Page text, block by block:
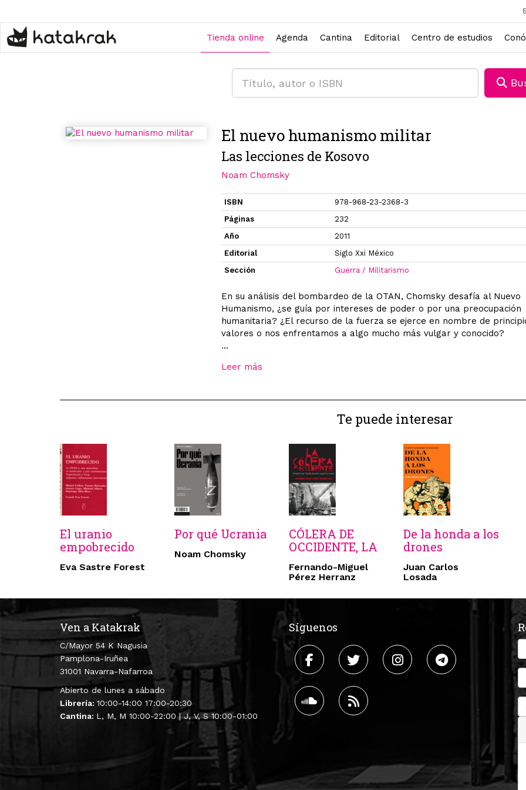
contenido
principal
Tienda online Agenda Cantina Editorial Centro de estudios
El nuevo humanismo militar
Las lecciones de Kosovo
Noam Chomsky
ISBN
978-968-23-2368-3
Páginas
232
Año
2011
Editorial
Siglo Xxi México
Sección
Guerra / Militarismo
En su análisis del bombardeo de la OTAN, Chomsky desafía al Nuevo
Humanismo, ¿se guía por intereses de poder o por una preocupación
humanitaria? ¿El recurso de la fuerza se ejerce en nombre de
valores o nos enfrentamos a algo mucho más vulgar y conocido?
...
Leer más
Te puede interesar
El uranio
empobrecido
Eva Sastre Forest
Por qué Ucrania
Noam Chomsky
CÓLERA DE
OCCIDENTE, LA
Fernando-Miguel
Pérez Herranz
De la honda a los
drones
Juan Carlos
Losada
Ven a Katakrak
C/Mayor 54 K Nagusia
Pamplona-Iruñea
31001 Navarra-Nafarroa
Abierto de lunes a sábado
Librería: 10:00-14:00 17:00-20:30
Cantina: L, M, M 10:00-22:00 | J, V, S 10:00-01:00
Síguenos